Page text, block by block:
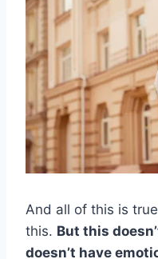
And all of this is
this. But this
doesn’t have